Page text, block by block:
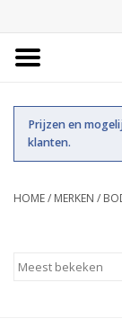
Bestellingen
Prijzen en
klanten.
HOME/ MERKEN /